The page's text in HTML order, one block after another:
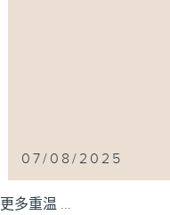
07/08/2025
更多重温 ...